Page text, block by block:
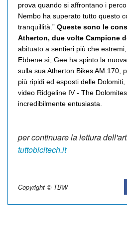
prova quando si affrontano i
Nembo ha superato tutto questo
tranquillità.” Queste sono le
Atherton, due volte Campione
abituato a sentieri più che
Ebbene sì, Gee ha spinto la
sulla sua Atherton Bikes AM.170,
più ripidi ed esposti delle
video Ridgeline IV - The
incredibilmente entusiasta.
per continuare la lettura
tuttobicitech.it
Copyright © TBW